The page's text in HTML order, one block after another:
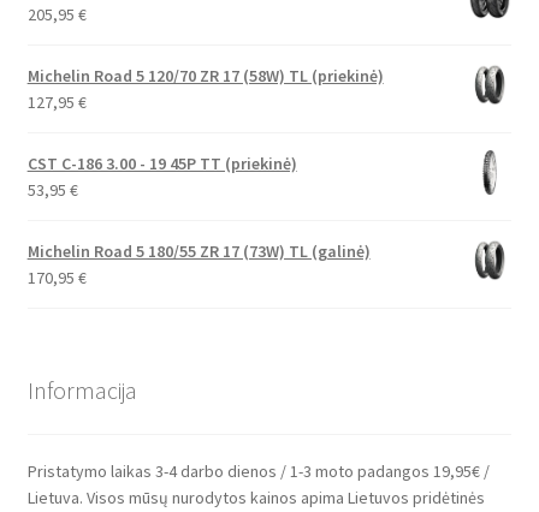
205,95 €
Michelin Road 5 120/70 ZR 17 (58W) TL (priekinė)
127,95 €
CST C-186 3.00 - 19 45P TT (priekinė)
53,95 €
Michelin Road 5 180/55 ZR 17 (73W) TL (galinė)
170,95 €
Informacija
Pristatymo laikas 3-4 darbo dienos / 1-3 moto padangos 19,95€ /
Lietuva. Visos mūsų nurodytos kainos apima Lietuvos pridėtinės